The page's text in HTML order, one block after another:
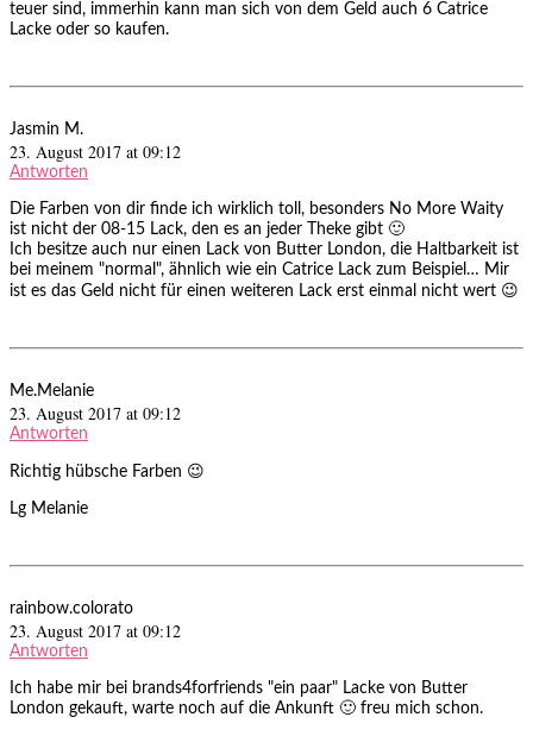
teuer sind, immerhin kann man sich von dem Geld auch 6 Catrice
Lacke oder so kaufen.
Jasmin M.
23. August 2017 at 09:12
Antworten
Die Farben von dir finde ich wirklich toll, besonders No More Waity
ist nicht der 08-15 Lack, den es an jeder Theke gibt 🙂
Ich besitze auch nur einen Lack von Butter London, die Haltbarkeit ist
bei meinem "normal", ähnlich wie ein Catrice Lack zum Beispiel… Mir
ist es das Geld nicht für einen weiteren Lack erst einmal nicht wert 😉
Me.Melanie
23. August 2017 at 09:12
Antworten
Richtig hübsche Farben 😉
Lg Melanie
rainbow.colorato
23. August 2017 at 09:12
Antworten
Ich habe mir bei brands4forfriends "ein paar" Lacke von Butter
London gekauft, warte noch auf die Ankunft 🙂 freu mich schon.